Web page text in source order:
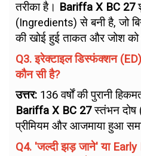
तरीका है। Bariffa X BC 27
(Ingredients) से बनी है, जो
की खोई हुई ताकत और जोश को
Q3. इरेक्टाइल डिस्फंक्शन
कौन सी है?
उत्तर: 136 वर्षों की पुरानी
Bariffa X BC 27स्तंभन दोष
प्रीमियम और आजमाया हुआ
Q4. 'जल्दी झड़ जाने' या